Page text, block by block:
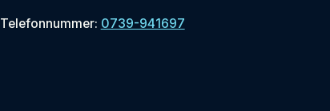
Telefonnummer: 0739-941697